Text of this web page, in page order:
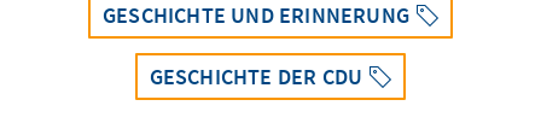
GESCHICHTE UND ERINNERUNG
GESCHICHTE DER CDU